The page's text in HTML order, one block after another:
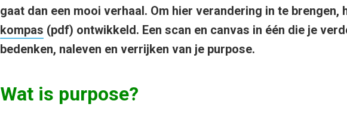
gaat dan een mooi verhaal. Om hier verandering in te brengen,
kompas (pdf) ontwikkeld. Een scan en canvas in één die je
bedenken, naleven en verrijken van je purpose.
Wat is purpose?